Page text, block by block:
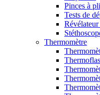
Pinces à
Tests de
Thermomètre